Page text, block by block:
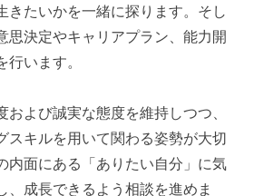
きたいかを一緒に探ります。そし
思決定やキャリアプラン、能力開
行います。
および誠実な態度を維持しつつ、
スキルを用いて関わる姿勢が大切
内面にある「ありたい自分」に気
、成長できるよう相談を進めま